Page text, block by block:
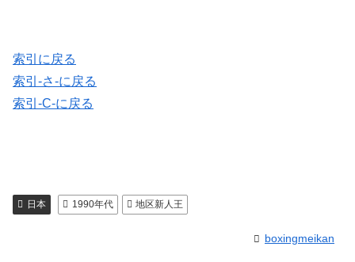
索引に戻る
索引-さ-に戻る
索引-C-に戻る
日本 1990年代 地区新人王
boxingmeikan